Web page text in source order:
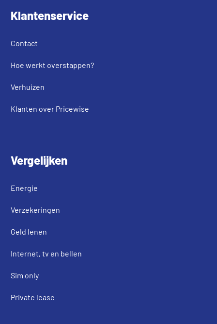
Klantenservice
Contact
Hoe werkt overstappen?
Verhuizen
Klanten over Pricewise
Vergelijken
Energie
Verzekeringen
Geld lenen
Internet, tv en bellen
Sim only
Private lease